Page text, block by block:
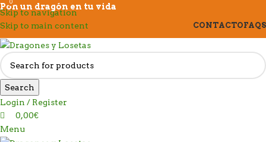
Skip to navigation
Skip to main content
Pon un dragón en tu vida
CONTACTOFAQS
Search
Login / Register
0
0,00€
Menu
0